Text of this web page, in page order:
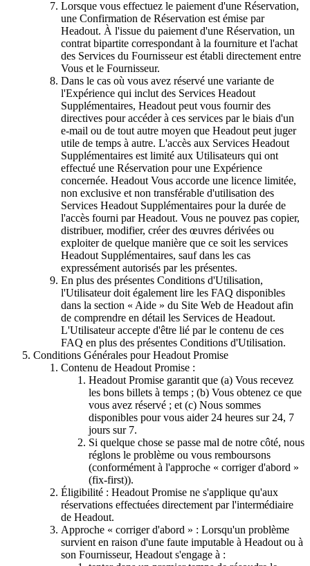
Lorsque vous effectuez le paiement d'une Réservation,
une Confirmation de Réservation est émise par
Headout. À l'issue du paiement d'une Réservation, un
contrat bipartite correspondant à la fourniture et l'achat
des Services du Fournisseur est établi directement entre
Vous et le Fournisseur.
Dans le cas où vous avez réservé une variante de
l'Expérience qui inclut des Services Headout
Supplémentaires, Headout peut vous fournir des
directives pour accéder à ces services par le biais d'un
e-mail ou de tout autre moyen que Headout peut juger
utile de temps à autre. L'accès aux Services Headout
Supplémentaires est limité aux Utilisateurs qui ont
effectué une Réservation pour une Expérience
concernée. Headout Vous accorde une licence limitée,
non exclusive et non transférable d'utilisation des
Services Headout Supplémentaires pour la durée de
l'accès fourni par Headout. Vous ne pouvez pas copier,
distribuer, modifier, créer des œuvres dérivées ou
exploiter de quelque manière que ce soit les services
Headout Supplémentaires, sauf dans les cas
expressément autorisés par les présentes.
En plus des présentes Conditions d'Utilisation,
l'Utilisateur doit également lire les FAQ disponibles
dans la section « Aide » du Site Web de Headout afin
de comprendre en détail les Services de Headout.
L'Utilisateur accepte d'être lié par le contenu de ces
FAQ en plus des présentes Conditions d'Utilisation.
Conditions Générales pour Headout Promise
Contenu de Headout Promise :
Headout Promise garantit que (a) Vous recevez
les bons billets à temps ; (b) Vous obtenez ce que
vous avez réservé ; et (c) Nous sommes
disponibles pour vous aider 24 heures sur 24, 7
jours sur 7.
Si quelque chose se passe mal de notre côté, nous
réglons le problème ou vous remboursons
(conformément à l'approche « corriger d'abord »
(fix-first)).
Éligibilité : Headout Promise ne s'applique qu'aux
réservations effectuées directement par l'intermédiaire
de Headout.
Approche « corriger d'abord » : Lorsqu'un problème
survient en raison d'une faute imputable à Headout ou à
son Fournisseur, Headout s'engage à :